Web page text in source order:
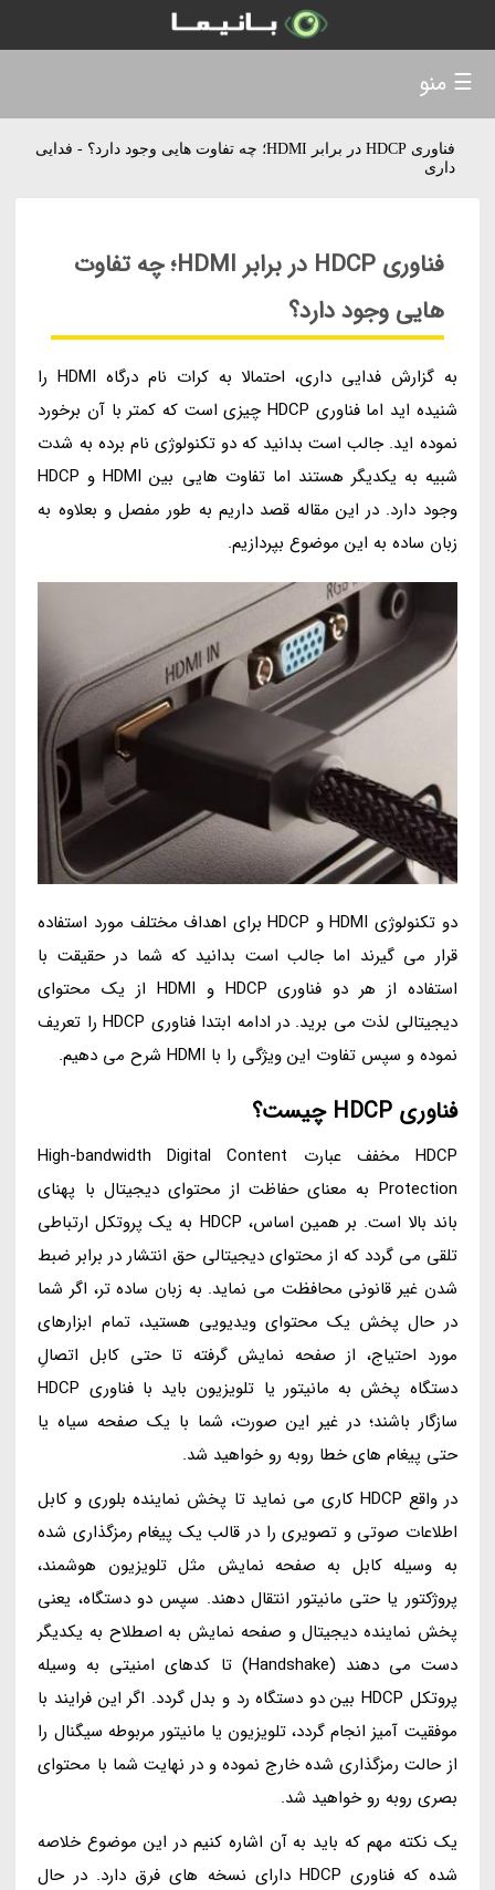
فناوری HDCP در برابر HDMI؛ چه تفاوت هایی وجود دارد؟ - فدایی
داری
فناوری HDCP در برابر HDMI؛ چه تفاوت
هایی وجود دارد؟
به گزارش فدایی داری، احتمالا به کرات نام درگاه HDMI را
شنیده اید اما فناوری HDCP چیزی است که کمتر با آن برخورد
نموده اید. جالب است بدانید که دو تکنولوژی نام برده به شدت
شبیه به یکدیگر هستند اما تفاوت هایی بین HDMI و HDCP
وجود دارد. در این مقاله قصد داریم به طور مفصل و بعلاوه به
زبان ساده به این موضوع بپردازیم.
دو تکنولوژی HDMI و HDCP برای اهداف مختلف مورد استفاده
قرار می گیرند اما جالب است بدانید که شما در حقیقت با
استفاده از هر دو فناوری HDCP و HDMI از یک محتوای
دیجیتالی لذت می برید. در ادامه ابتدا فناوری HDCP را تعریف
نموده و سپس تفاوت این ویژگی را با HDMI شرح می دهیم.
فناوری HDCP چیست؟
HDCP مخفف عبارت High-bandwidth Digital Content
Protection به معنای حفاظت از محتوای دیجیتال با پهنای
باند بالا است. بر همین اساس، HDCP به یک پروتکل ارتباطی
تلقی می گردد که از محتوای دیجیتالی حق انتشار در برابر ضبط
شدن غیر قانونی محافظت می نماید. به زبان ساده تر، اگر شما
در حال پخش یک محتوای ویدیویی هستید، تمام ابزارهای
مورد احتیاج، از صفحه نمایش گرفته تا حتی کابل اتصالِ
دستگاه پخش به مانیتور یا تلویزیون باید با فناوری HDCP
سازگار باشند؛ در غیر این صورت، شما با یک صفحه سیاه یا
حتی پیغام های خطا روبه رو خواهید شد.
در واقع HDCP کاری می نماید تا پخش نماینده بلوری و کابل
اطلاعات صوتی و تصویری را در قالب یک پیغام رمزگذاری شده
به وسیله کابل به صفحه نمایش مثل تلویزیون هوشمند،
پروژکتور یا حتی مانیتور انتقال دهند. سپس دو دستگاه، یعنی
پخش نماینده دیجیتال و صفحه نمایش به اصطلاح به یکدیگر
دست می دهند (Handshake) تا کدهای امنیتی به وسیله
پروتکل HDCP بین دو دستگاه رد و بدل گردد. اگر این فرایند با
موفقیت آمیز انجام گردد، تلویزیون یا مانیتور مربوطه سیگنال را
از حالت رمزگذاری شده خارج نموده و در نهایت شما با محتوای
بصری روبه رو خواهید شد.
یک نکته مهم که باید به آن اشاره کنیم در این موضوع خلاصه
شده که فناوری HDCP دارای نسخه های فرق دارد. در حال
☰ منو